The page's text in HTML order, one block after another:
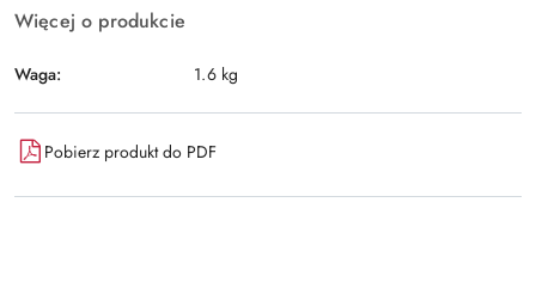
Więcej o produkcie
Waga: 1.6 kg
Pobierz produkt do PDF